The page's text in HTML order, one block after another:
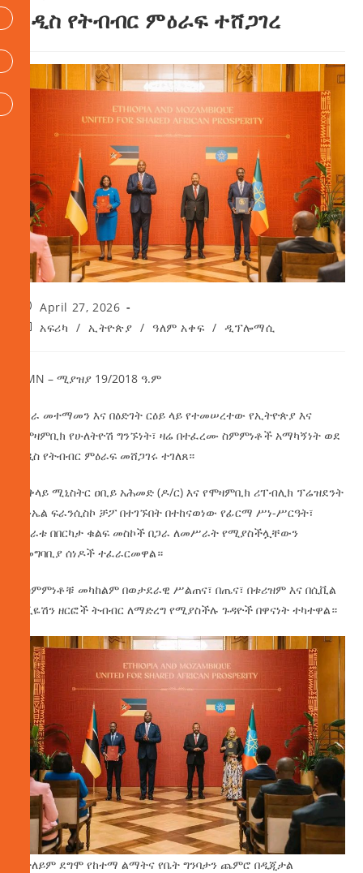
አዲስ የትብብር ምዕራፍ ተሸጋገረ
April 27, 2026
አፍሪካ / ኢትዮጵያ / ዓለም አቀፍ / ዲፕሎማሲ
AMN – ሚያዝያ 19/2018 ዓ.ም
በጋራ መተማመን እና በዕድገት ርዕይ ላይ የተመሠረተው የኢትዮጵያ እና
የሞዛምቢክ የሁለትዮሽ ግንኙነት፣ ዛሬ በተፈረሙ ስምምነቶች አማካኝነት ወደ
አዲስ የትብብር ምዕራፍ መሸጋገሩ ተገለጸ።
ጠቅላይ ሚኒስትር ዐቢይ አሕመድ (ዶ/ር) እና የሞዛምቢክ ሪፐብሊክ ፕሬዝደንት
ዳንኤል ፍራንሲስኮ ቻፖ በተገኙበት በተከናወነው የፊርማ ሥነ-ሥርዓት፣
ሀገራቱ በበርካታ ቁልፍ መስኮች በጋራ ለመሥራት የሚያስችሏቸውን
የመግባቢያ ሰነዶች ተፈራርመዋል።
ከስምምነቶቹ መካከልም በወታደራዊ ሥልጠና፣ በጤና፣ በቱሪዝም እና በሲቪል
አቪዬሽን ዘርፎች ትብብር ለማድረግ የሚያስችሉ ጉዳዮች በዋናነት ተካተዋል።
በተለይም ደግሞ የከተማ ልማትና የቤት ግንባታን ጨምሮ በዲጂታል